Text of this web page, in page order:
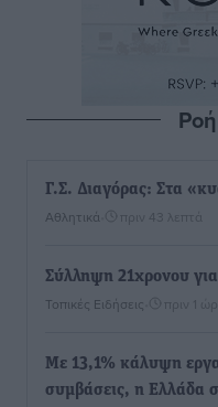
Γ.Σ. Διαγόρας: Στα
Αθλητικά πριν 43 λεπτά
Σύλληψη 21χρονου
Τοπικές Ειδήσεις πριν 1
Με 13,1% κάλυψη
συμβάσεις, η Ελλάδα